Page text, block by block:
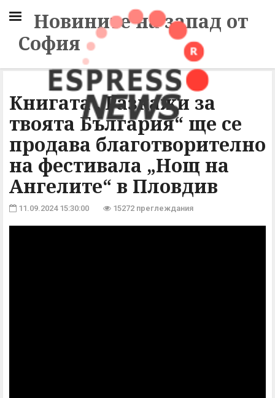
Новините на запад от
София
Книгата „Разкажи за
твоята България“ ще се
продава благотворително
на фестивала „Нощ на
Ангелите“ в Пловдив
11.09.2024 15:30:00 15272 преглеждания